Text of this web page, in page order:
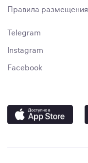
Правила размещения
Telegram
Instagram
Facebook